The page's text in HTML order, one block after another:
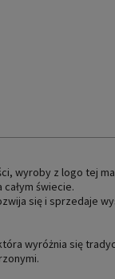
wyroby z logo tej
świecie.
się i sprzedaje
wyróżnia się